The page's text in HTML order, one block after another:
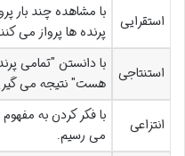
استقرایی
با مشاهده چند بار
پرنده ها پرواز می
استنتاجی
با دانستن "تمامی
هست" نتیجه می
انتزاعی
با فکر کردن به
می رسیم.